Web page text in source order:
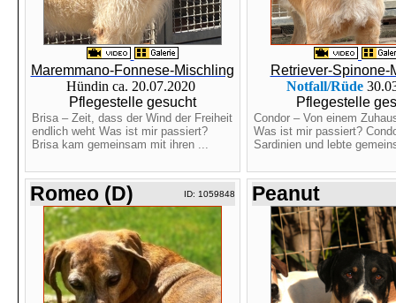
Maremmano-Fonnese-Mischling
Hündin ca. 20.07.2020
Pflegestelle gesucht
Brisa – Zeit, dass der Wind der Freiheit
endlich weht Was ist mir passiert?
Brisa kam gemeinsam mit ihren ...
Retriever-Spinone-
Notfall/Rüde
Pflegestelle
Condor – Von einem
Was ist mir passiert?
Sardinien und lebte
Romeo (D) ID: 1059848 Peanut